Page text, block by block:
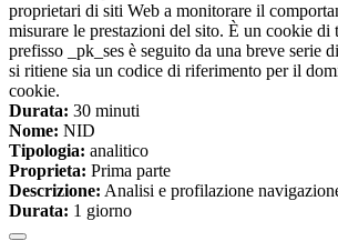
proprietari di siti Web a monitorare il
misurare le prestazioni del sito. È un cookie
prefisso _pk_ses è seguito da una breve serie
si ritiene sia un codice di riferimento per il
cookie.
Durata: 30 minuti
Nome: NID
Tipologia: analitico
Proprieta: Prima parte
Descrizione: Analisi e profilazione
Durata: 1 giorno